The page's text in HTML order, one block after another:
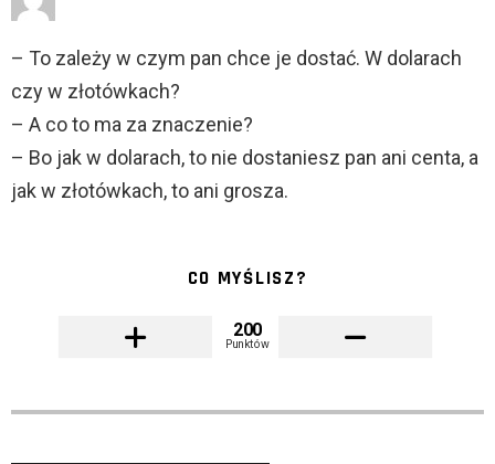
– To zależy w czym pan chce je dostać. W dolarach
czy w złotówkach?
– A co to ma za znaczenie?
– Bo jak w dolarach, to nie dostaniesz pan ani centa, a
jak w złotówkach, to ani grosza.
CO MYŚLISZ?
200
Punktów